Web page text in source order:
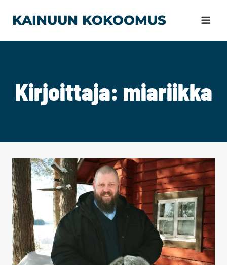
sisältöön
KAINUUN KOKOOMUS
Kirjoittaja: miariikka